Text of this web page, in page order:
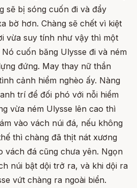
sẽ bị sóng cuốn đi và đẩy
bờ hơn. Chàng sẽ chết vì kiệt
vừa suy tính như vậy thì một
cuốn băng Ulysse đi và ném
đứng. May thay nữ thần
cảnh hiểm nghèo ấy. Nàng
trí để đối phó với nỗi hiểm
vừa ném Ulysse lên cao thì
vào vách núi đá, nếu không
thì chàng đã thịt nát xương
vách đá cũng chưa yên. Ngọn
núi bật dội trở ra, và khi dội ra
vứt chàng ra ngoài biển.